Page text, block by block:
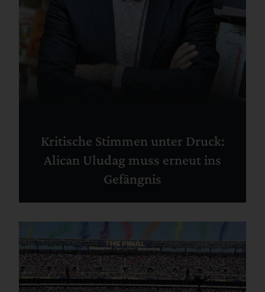
Kritische Stimmen unter Druck:
Alican Uludag muss erneut ins
Gefängnis